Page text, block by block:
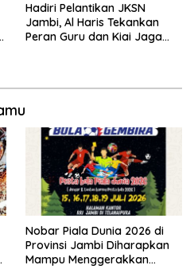
Hadiri Pelantikan JKSN
Jambi, Al Haris Tekankan
Peran Guru dan Kiai Jaga
Nobar Piala Dunia 2026 di
Provinsi Jambi Diharapkan
Mampu Menggerakkan